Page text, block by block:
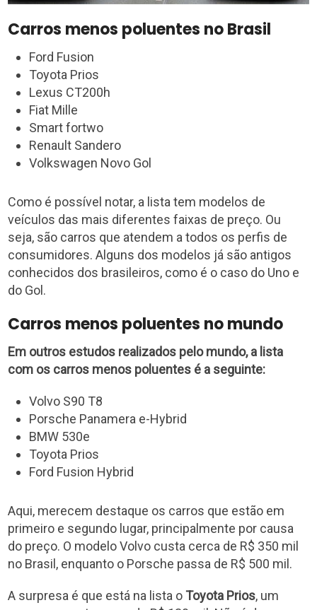
Carros menos poluentes no Brasil
Ford Fusion
Toyota Prios
Lexus CT200h
Fiat Mille
Smart fortwo
Renault Sandero
Volkswagen Novo Gol
Como é possível notar, a lista tem modelos de
veículos das mais diferentes faixas de preço. Ou
seja, são carros que atendem a todos os perfis de
consumidores. Alguns dos modelos já são antigos
conhecidos dos brasileiros, como é o caso do Uno e
do Gol.
Carros menos poluentes no mundo
Em outros estudos realizados pelo mundo, a lista
com os carros menos poluentes é a seguinte:
Volvo S90 T8
Porsche Panamera e-Hybrid
BMW 530e
Toyota Prios
Ford Fusion Hybrid
Aqui, merecem destaque os carros que estão em
primeiro e segundo lugar, principalmente por causa
do preço. O modelo Volvo custa cerca de R$ 350 mil
no Brasil, enquanto o Porsche passa de R$ 500 mil.
A surpresa é que está na lista o Toyota Prios, um